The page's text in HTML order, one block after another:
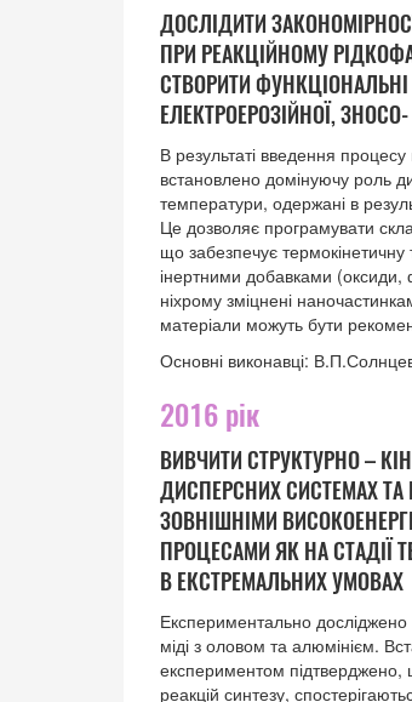
ДОСЛІДИТИ
ПРИ РЕАКЦІЙНОМУ
СТВОРИТИ
ЕЛЕКТРОЕРОЗІЙНОЇ,
В результаті введення
встановлено домінуючу роль
температури, одержані в
Це дозволяє програмувати
що забезпечує
інертними добавками (оксиди,
ніхрому зміцнені
матеріали можуть бути
Основні виконавці:
2016 рік
ВИВЧИТИ СТРУКТУРНО –
ДИСПЕРСНИХ СИСТЕМАХ ТА
ЗОВНІШНІМИ
ПРОЦЕСАМИ ЯК НА СТАДІЇ
В ЕКСТРЕМАЛЬНИХ УМОВАХ
Експериментально досліджено
міді з оловом та алюмінієм.
експериментом підтверджено,
реакцій синтезу,